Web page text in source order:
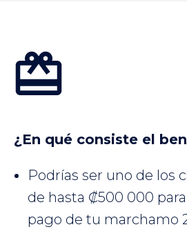
¿En qué consiste el
Podrías ser uno de los
de hasta ₡500 000
pago de tu marchamo